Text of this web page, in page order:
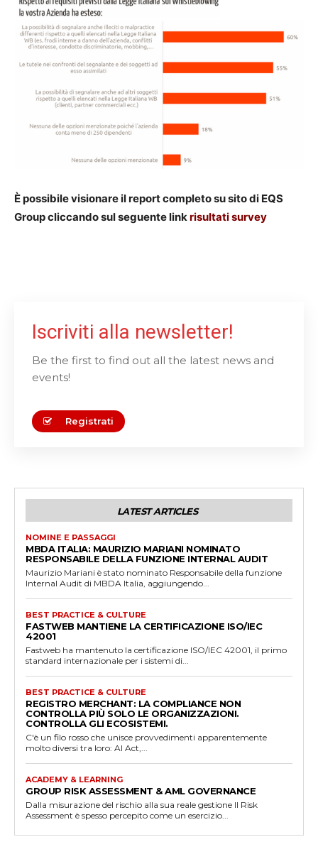
È possibile visionare il report completo su sito di EQS
Group cliccando sul seguente linkrisultati survey
Iscriviti alla newsletter!
Be the first to find out all the latest news and
events!
Registrati
LATEST ARTICLES
NOMINE E PASSAGGI
MBDA ITALIA: MAURIZIO MARIANI NOMINATO
RESPONSABILE DELLA FUNZIONE INTERNAL AUDIT
Maurizio Mariani è stato nominato Responsabile della funzione
Internal Audit di MBDA Italia, aggiungendo...
BEST PRACTICE & CULTURE
FASTWEB MANTIENE LA CERTIFICAZIONE ISO/IEC
42001
Fastweb ha mantenuto la certificazione ISO/IEC 42001, il primo
standard internazionale per i sistemi di...
BEST PRACTICE & CULTURE
REGISTRO MERCHANT: LA COMPLIANCE NON
CONTROLLA PIÙ SOLO LE ORGANIZZAZIONI.
CONTROLLA GLI ECOSISTEMI.
C'è un filo rosso che unisce provvedimenti apparentemente
molto diversi tra loro: AI Act,...
ACADEMY & LEARNING
GROUP RISK ASSESSMENT & AML GOVERNANCE
Dalla misurazione del rischio alla sua reale gestione Il Risk
Assessment è spesso percepito come un esercizio...